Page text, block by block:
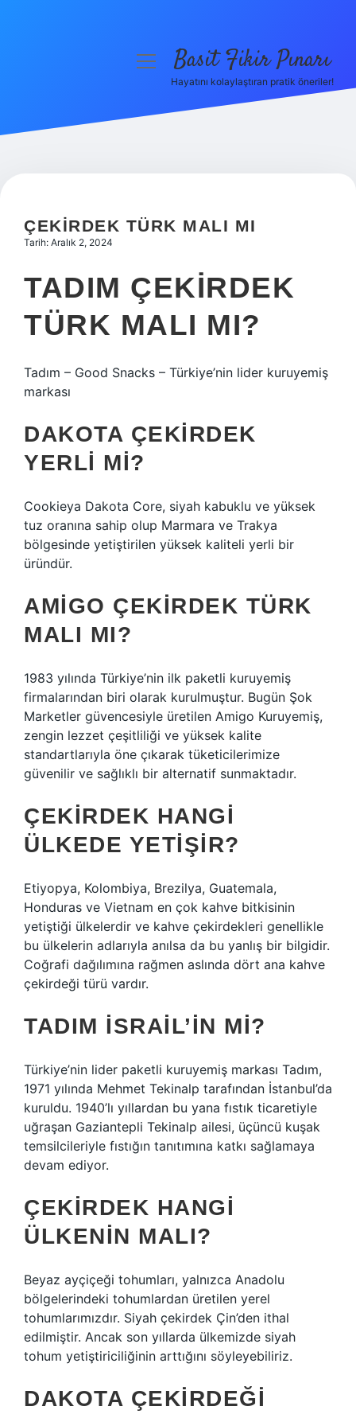
Hakkımızda
menüyüBasit Fikir Pınarı
Hayatını kolaylaştıran pratik öneriler!
ÇEKIRDEK TÜRK MALI MI
Tarih: Aralık 2, 2024
TADIM ÇEKIRDEK
TÜRK MALI MI?
Tadım – Good Snacks – Türkiye’nin lider kuruyemiş
markası
DAKOTA ÇEKIRDEK
YERLI MI?
Cookieya Dakota Core, siyah kabuklu ve yüksek
tuz oranına sahip olup Marmara ve Trakya
bölgesinde yetiştirilen yüksek kaliteli yerli bir
üründür.
AMIGO ÇEKIRDEK TÜRK
MALI MI?
1983 yılında Türkiye’nin ilk paketli kuruyemiş
firmalarından biri olarak kurulmuştur. Bugün Şok
Marketler güvencesiyle üretilen Amigo Kuruyemiş,
zengin lezzet çeşitliliği ve yüksek kalite
standartlarıyla öne çıkarak tüketicilerimize
güvenilir ve sağlıklı bir alternatif sunmaktadır.
ÇEKIRDEK HANGI
ÜLKEDE YETIŞIR?
Etiyopya, Kolombiya, Brezilya, Guatemala,
Honduras ve Vietnam en çok kahve bitkisinin
yetiştiği ülkelerdir ve kahve çekirdekleri genellikle
bu ülkelerin adlarıyla anılsa da bu yanlış bir bilgidir.
Coğrafi dağılımına rağmen aslında dört ana kahve
çekirdeği türü vardır.
TADIM İSRAIL’IN MI?
Türkiye’nin lider paketli kuruyemiş markası Tadım,
1971 yılında Mehmet Tekinalp tarafından İstanbul’da
kuruldu. 1940’lı yıllardan bu yana fıstık ticaretiyle
uğraşan Gaziantepli Tekinalp ailesi, üçüncü kuşak
temsilcileriyle fıstığın tanıtımına katkı sağlamaya
devam ediyor.
ÇEKIRDEK HANGI
ÜLKENIN MALI?
Beyaz ayçiçeği tohumları, yalnızca Anadolu
bölgelerindeki tohumlardan üretilen yerel
tohumlarımızdır. Siyah çekirdek Çin’den ithal
edilmiştir. Ancak son yıllarda ülkemizde siyah
tohum yetiştiriciliğinin arttığını söyleyebiliriz.
DAKOTA ÇEKIRDEĞI